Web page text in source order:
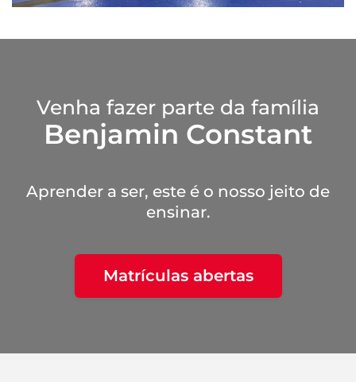
Venha fazer parte da família
Benjamin Constant
Aprender a ser, este é o nosso jeito de
ensinar.
Matrículas abertas